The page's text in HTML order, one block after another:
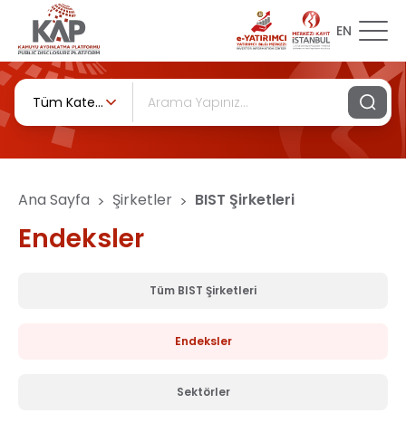
EN
Tüm Kategoriler
Ana Sayfa > Şirketler > BIST Şirketleri
Endeksler
Tüm BIST Şirketleri
Endeksler
Sektörler